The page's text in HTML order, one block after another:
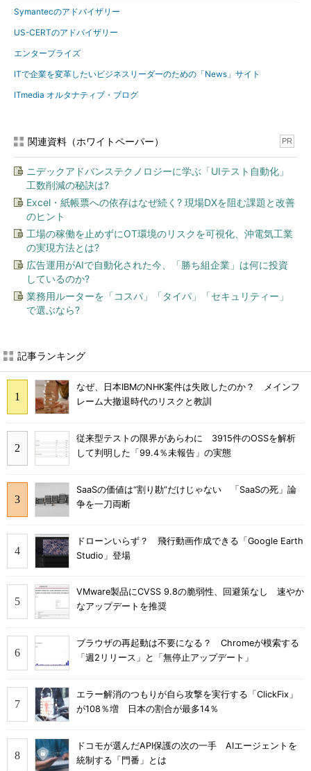
Symantecのアドバイザリー
US-CERTのアドバイザリー
エンタープライズ
ITで企業を変革したいビジネスリーダーのための「News」サイト
ITmedia オルタナティブ・ブログ
関連資料（ホワイトペーパー） PR
ニデックアドバンステクノロジーに学ぶ「UIテスト自動化」
工数削減の秘訣は?
Excel・紙帳票への依存はなぜ続く? 現場DXを阻む課題と改善
のヒント
工場の稼働を止めずにOT環境のリスクを可視化、沖電気工業
の実現方法とは?
広告運用がAIで自動化された今、「勝ち組企業」は何に投資
しているのか?
業務用ルーターを「コスパ」「タイパ」「セキュリティー」
で選ぶなら?
記事ランキング
なぜ、日本IBMのNHK案件は失敗したのか？ メインフ
レーム大撤退時代のリスクと教訓
従来型テストの限界があらわに 3915件のOSSを解析
して判明した「99.4％未報告」の実態
SaaSの価値は“割り勘”だけじゃない 「SaaSの死」論
争を一刀両断
ドローンいらず？ 飛行動画作成できる「Google Earth
Studio」登場
VMware製品にCVSS 9.8の脆弱性、回避策なし 速やか
なアップデートを推奨
ブラウザの再起動は不要になる？ Chromeが模索する
「週2リリース」と「無停止アップデート」
エラー解消のつもりが自ら攻撃を実行する「ClickFix」
が108％増 日本の割合が最多14％
ドコモが選んだAPI保護の次の一手 AIエージェントを
統制する「門番」とは